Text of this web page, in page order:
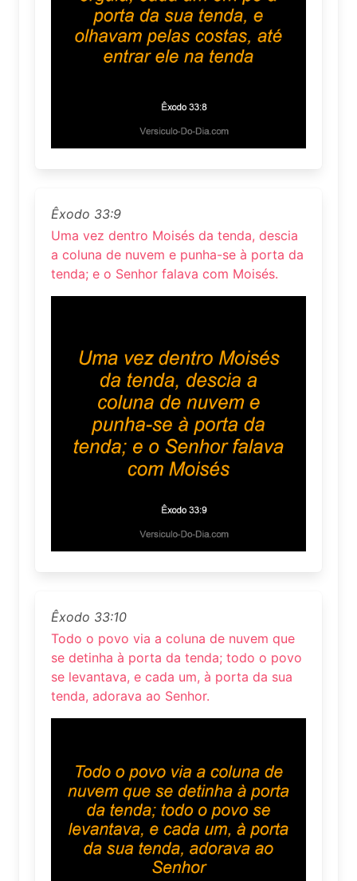
Êxodo 33:9
Uma vez dentro Moisés da tenda, descia
a coluna de nuvem e punha-se à porta da
tenda; e o Senhor falava com Moisés.
Êxodo 33:10
Todo o povo via a coluna de nuvem que
se detinha à porta da tenda; todo o povo
se levantava, e cada um, à porta da sua
tenda, adorava ao Senhor.